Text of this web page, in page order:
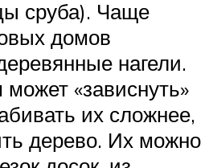
сруба). Чаще
домов
нагели.
«зависнуть»
их сложнее,
дерево. Их можно